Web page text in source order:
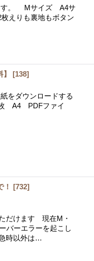
す。 Mサイズ A4サ
りも裏地もボタン
[138]
をダウンロードする
A4 PDFファイ
[732]
だけます 現在M・
ーエラーを起こし
時以外は…